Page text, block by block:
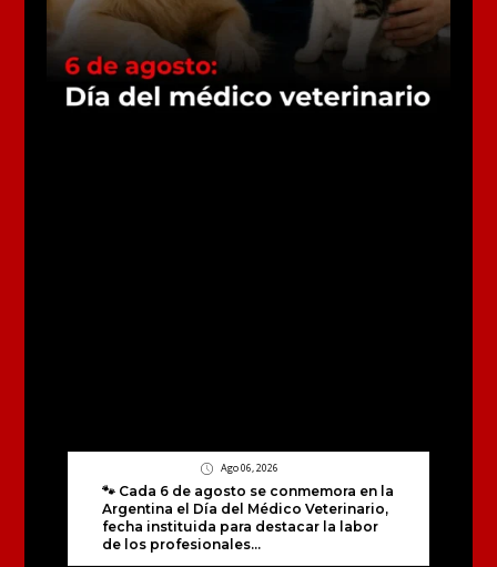
Ago 06, 2026
🐾 Cada 6 de agosto se conmemora en la
Argentina el Día del Médico Veterinario,
fecha instituida para destacar la labor
de los profesionales...